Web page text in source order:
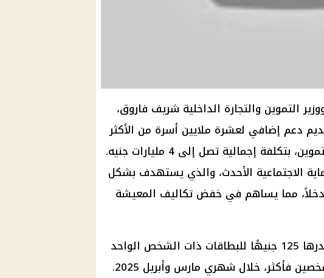
التموين والتجارة الداخلية شريف فاروق،
دعم إضافي لعشرة ملايين أسرة من الأكثر
احتياجًا والمسجلين على بطاقات التموين، بتكلفة إجمالية تصل إلى 4 مليارات جنيه.
الاجتماعية الأحدث، والذي يستهدف بشكل
دخلاً، مما يساهم في خفض تكاليف المعيشة
وبحسب البيان، سيتم صرف زيادة قدرها 125 جنيهًا للبطاقات ذات الشخص الواحد
و250 جنيهًا للبطاقات التي تضم شخصين فأكثر، خلال شهري مارس وأبريل 2025.